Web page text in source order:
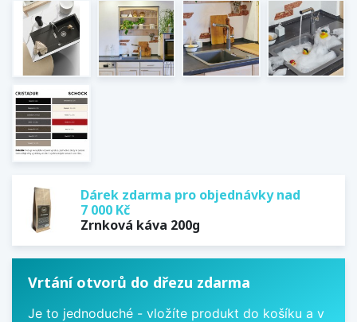
Dárek zdarma pro objednávky nad
7 000 Kč
Zrnková káva 200g
Vrtání otvorů do dřezu zdarma
Je to jednoduché - vložíte produkt do košíku a v